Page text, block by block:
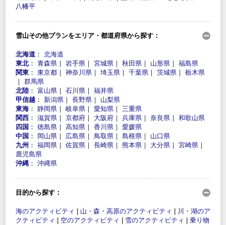
八幡平
雪山その他プランをエリア・都道府県から探す：
北海道 ： 北海道
東北： 青森県 ｜ 岩手県 ｜ 宮城県 ｜ 秋田県 ｜ 山形県 ｜ 福島県
関東 ： 東京都 ｜ 神奈川県 ｜ 埼玉県 ｜ 千葉県 ｜ 茨城県 ｜ 栃木県
｜ 群馬県
北陸 ： 富山県 ｜ 石川県 ｜ 福井県
甲信越 ： 新潟県 ｜ 長野県 ｜ 山梨県
東海 ： 静岡県 ｜ 岐阜県 ｜ 愛知県 ｜ 三重県
関西 ： 滋賀県 ｜ 京都府 ｜ 大阪府 ｜ 兵庫県 ｜ 奈良県 ｜ 和歌山県
四国 ： 徳島県 ｜ 高知県 ｜ 香川県 ｜ 愛媛県
中国 ： 岡山県 ｜ 広島県 ｜ 鳥取県 ｜ 島根県 ｜ 山口県
九州 ： 福岡県 ｜ 佐賀県 ｜ 長崎県 ｜ 熊本県 ｜ 大分県 ｜ 宮崎県 ｜
鹿児島県
沖縄 ： 沖縄県
目的から探す：
海のアクティビティ 山・森・高原のアクティビティ
川・湖のア
クティビティ
空のアクティビティ 雪のアクティビティ
乗り物